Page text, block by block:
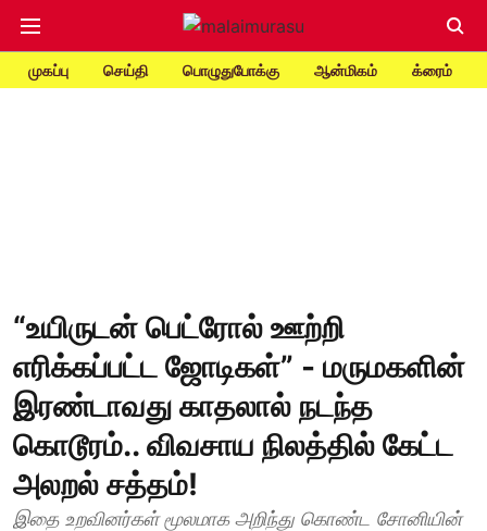
முகப்பு செய்தி பொழுதுபோக்கு ஆன்மிகம் க்ரைம்
“உயிருடன் பெட்ரோல் ஊற்றி
எரிக்கப்பட்ட ஜோடிகள்” - மருமகளின்
இரண்டாவது காதலால் நடந்த
கொடூரம்.. விவசாய நிலத்தில் கேட்ட
அலறல் சத்தம்!
இதை உறவினர்கள் மூலமாக அறிந்து கொண்ட சோனியின்